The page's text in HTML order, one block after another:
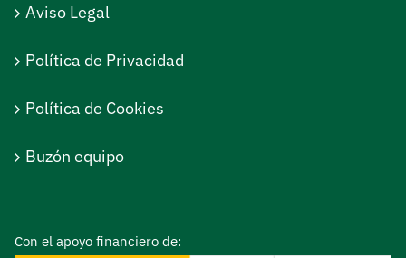
Aviso Legal
Política de Privacidad
Política de Cookies
Buzón equipo
Con el apoyo financiero de: